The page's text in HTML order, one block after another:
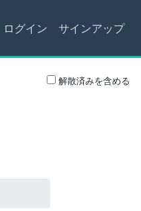
ログイン サインアップ
解散済みを含める